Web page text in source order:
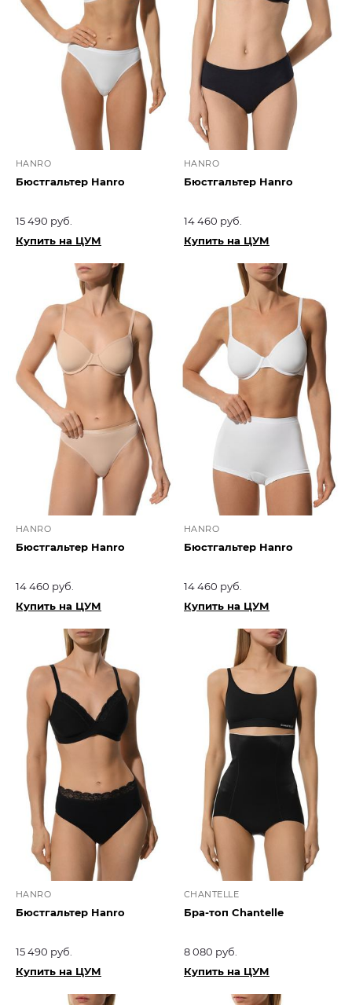
HANRO
Бюстгальтер Hanro
15 490 руб.
Купить на ЦУМ
HANRO
Бюстгальтер Hanro
14 460 руб.
Купить на ЦУМ
HANRO
Бюстгальтер Hanro
14 460 руб.
Купить на ЦУМ
HANRO
Бюстгальтер Hanro
14 460 руб.
Купить на ЦУМ
HANRO
Бюстгальтер Hanro
15 490 руб.
Купить на ЦУМ
CHANTELLE
Бра-топ Chantelle
8 080 руб.
Купить на ЦУМ